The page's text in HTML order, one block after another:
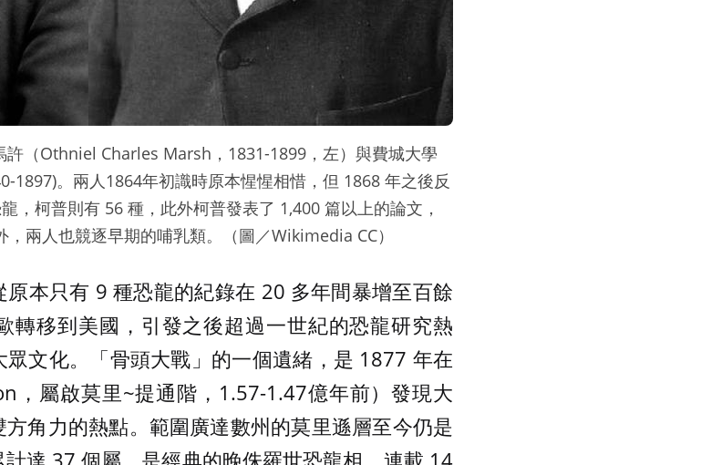
許（Othniel Charles Marsh，1831-1899，左）與費城大學
1897)。兩人1864年初識時原本惺惺相惜，但 1868 年之後反
，柯普則有 56 種，此外柯普發表了 1,400 篇以上的論文，
兩人也競逐早期的哺乳類。（圖／Wikimedia CC）
本只有 9 種恐龍的紀錄在 20 多年間暴增至百餘
轉移到美國，引發之後超過一世紀的恐龍研究熱
文化。「骨頭大戰」的一個遺緒，是 1877 年在
，屬啟莫里~提通階，1.57-1.47億年前）發現大
角力的熱點。範圍廣達數州的莫里遜層至今仍是
達 37 個屬，是經典的晚侏羅世恐龍相。連載 14